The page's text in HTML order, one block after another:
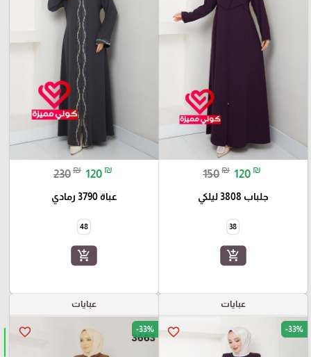
150₪ 120 ₪
جلباب 3808 ليلكي
38
add_shopping_cart
230₪ 120 ₪
عباة 3790 رمادي
48
add_shopping_cart
عبايات
favorite_border -33%
عبايات
favorite_border -33%